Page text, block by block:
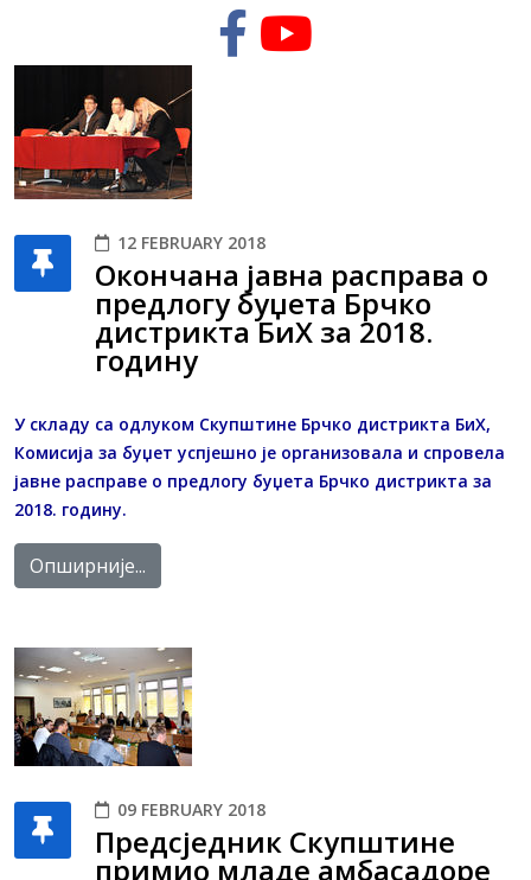
12 FEBRUARY 2018
Окончана јавна расправа о
предлогу буџета Брчко
дистрикта БиХ за 2018.
годину
У складу са oдлуком Скупштине Брчко дистрикта БиХ,
Комисија за буџет успјешно је организовала и спровела
јавне расправе о предлогу буџета Брчко дистрикта за
2018. годину.
Опширније...
09 FEBRUARY 2018
Предсједник Скупштине
примио младе амбасадоре